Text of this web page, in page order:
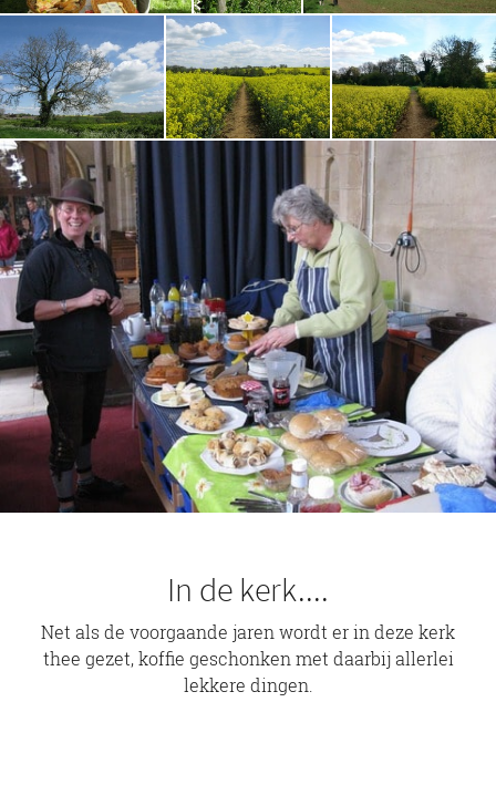
In de kerk....
Net als de voorgaande jaren wordt er in deze kerk
thee gezet, koffie geschonken met daarbij allerlei
lekkere dingen.